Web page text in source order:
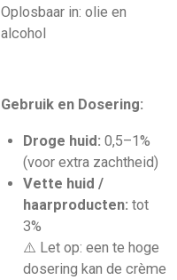
Oplosbaar in: olie en
alcohol
Gebruik en Dosering:
Droge huid: 0,5–1%
(voor extra zachtheid)
Vette huid /
haarproducten: tot
3%
⚠️ Let op: een te hoge
dosering kan de crème